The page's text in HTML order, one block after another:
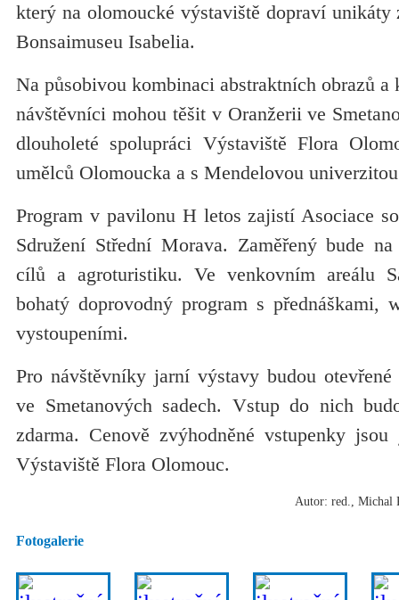
který na olomoucké výstaviště dopraví
Bonsaimuseu Isabelia.
Na působivou kombinaci abstraktních obrazů a
návštěvníci mohou těšit v Oranžerii ve
dlouholeté spolupráci Výstaviště Flora
umělců Olomoucka a s Mendelovou
Program v pavilonu H letos zajistí Asociace
Sdružení Střední Morava. Zaměřený bude
cílů a agroturistiku. Ve venkovním areálu
bohatý doprovodný program s přednáškami,
vystoupeními.
Pro návštěvníky jarní výstavy budou
ve Smetanových sadech. Vstup do nich
zdarma. Cenově zvýhodněné vstupenky
Výstaviště Flora Olomouc.
Autor: red., Michal
Fotogalerie